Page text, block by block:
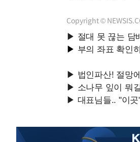
Copyright ©